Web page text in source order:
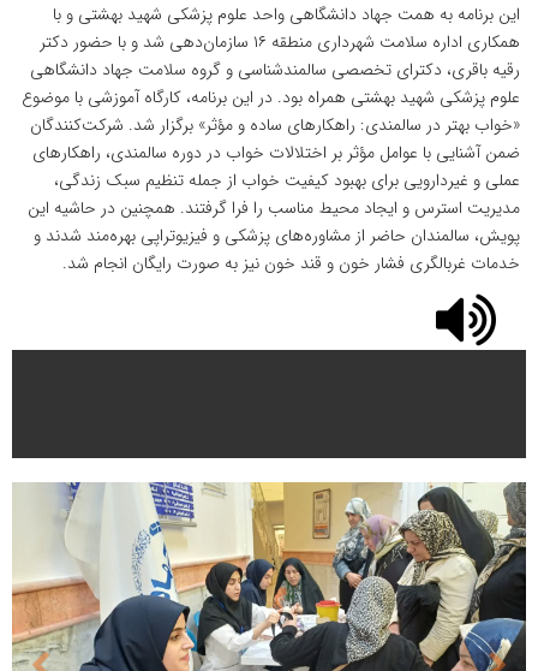
این برنامه به همت جهاد دانشگاهی واحد علوم پزشکی شهید بهشتی و با
همکاری اداره سلامت شهرداری منطقه ۱۶ سازمان‌دهی شد و با حضور دکتر
رقیه باقری، دکترای تخصصی سالمندشناسی و گروه سلامت جهاد دانشگاهی
علوم پزشکی شهید بهشتی همراه بود. در این برنامه، کارگاه آموزشی با موضوع
«خواب بهتر در سالمندی: راهکارهای ساده و مؤثر» برگزار شد. شرکت‌کنندگان
ضمن آشنایی با عوامل مؤثر بر اختلالات خواب در دوره سالمندی، راهکارهای
عملی و غیردارویی برای بهبود کیفیت خواب از جمله تنظیم سبک زندگی،
مدیریت استرس و ایجاد محیط مناسب را فرا گرفتند. همچنین در حاشیه این
پویش، سالمندان حاضر از مشاوره‌های پزشکی و فیزیوتراپی بهره‌مند شدند و
خدمات غربالگری فشار خون و قند خون نیز به صورت رایگان انجام شد.